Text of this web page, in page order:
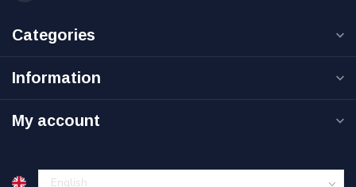
Categories
Information
My account